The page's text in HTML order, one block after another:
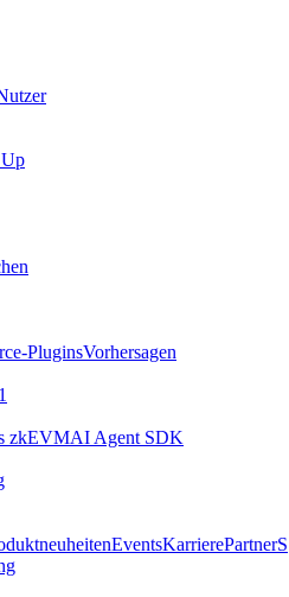
PluginsVorhersagen
zkEVMAI Agent SDK
EventsKarrierePartnerS